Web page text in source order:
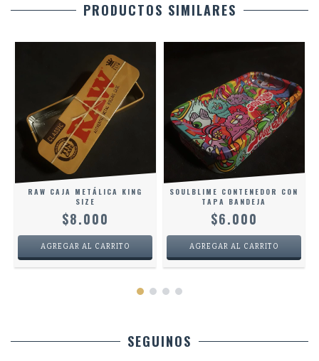
PRODUCTOS SIMILARES
RAW CAJA METÁLICA KING
SIZE
$8.000
SOULBLIME CONTENEDOR CON
TAPA BANDEJA
$6.000
SEGUINOS